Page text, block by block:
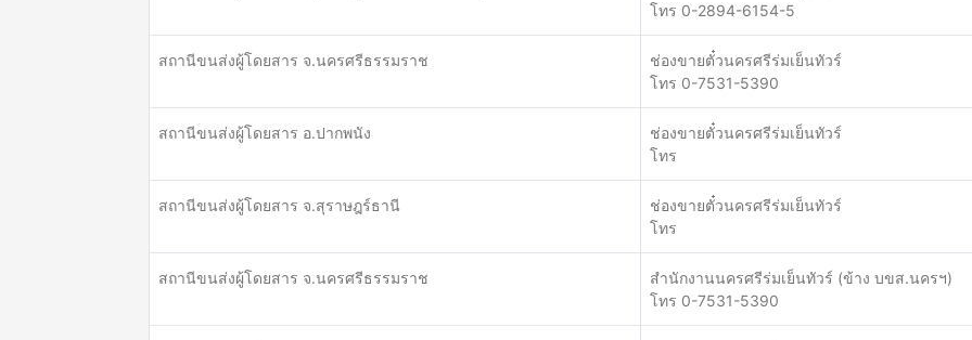
โทร 0-2894-6154-5
สถานีขนส่งผู้โดยสาร จ.นครศรีธรรมราช
ช่องขายตั๋วนครศรีร่มเย็นทัวร์
โทร 0-7531-5390
สถานีขนส่งผู้โดยสาร อ.ปากพนัง
ช่องขายตั๋วนครศรีร่มเย็นทัวร์
โทร
สถานีขนส่งผู้โดยสาร จ.สุราษฎร์ธานี
ช่องขายตั๋วนครศรีร่มเย็นทัวร์
โทร
สถานีขนส่งผู้โดยสาร จ.นครศรีธรรมราช
สำนักงานนครศรีร่มเย็นทัวร์ (ข้าง บขส.นครฯ)
โทร 0-7531-5390